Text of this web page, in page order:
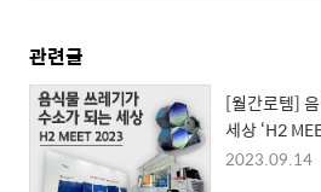
관련글
[월간로템]
세상 ‘H2
2023.09.14